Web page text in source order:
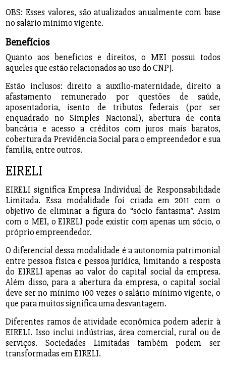
OBS: Esses valores, são atualizados anualmente com base
no salário mínimo vigente.
Benefícios
Quanto aos benefícios e direitos, o MEI possui todos
aqueles que estão relacionados ao uso do CNPJ.
Estão inclusos: direito a auxílio-maternidade, direito a
afastamento remunerado por questões de saúde,
aposentadoria, isento de tributos federais (por ser
enquadrado no Simples Nacional), abertura de conta
bancária e acesso a créditos com juros mais baratos,
cobertura da Previdência Social para o empreendedor e sua
família, entre outros.
EIRELI
EIRELI significa Empresa Individual de Responsabilidade
Limitada. Essa modalidade foi criada em 2011 com o
objetivo de eliminar a figura do “sócio fantasma”. Assim
com o MEI, o EIRELI pode existir com apenas um sócio, o
próprio empreendedor.
O diferencial dessa modalidade é a autonomia patrimonial
entre pessoa física e pessoa jurídica, limitando a resposta
do EIRELI apenas ao valor do capital social da empresa.
Além disso, para a abertura da empresa, o capital social
deve ser no mínimo 100 vezes o salário mínimo vigente, o
que para muitos significa uma desvantagem.
Diferentes ramos de atividade econômica podem aderir à
EIRELI. Isso inclui indústrias, área comercial, rural ou de
serviços. Sociedades Limitadas também podem ser
transformadas em EIRELI.